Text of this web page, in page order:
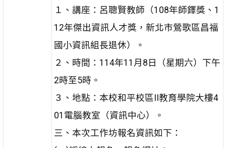
１、講座：呂聰賢教師（108年師鐸獎、1
12年傑出資訊人才獎，新北市鶯歌區昌福
國小資訊組長退休）。
２、時間：114年11月8日（星期六）下午
2時至5時。
３、地點：本校和平校區II教育學院大樓4
01電腦教室（資訊中心）。
三、本次工作坊報名資訊如下：